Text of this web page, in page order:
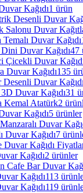
Kağıdı1 ürün
Desenli Duvar
Salonu Duvar
Duvar Kağıdı
Duvar Kağıdı47
Çicekli Duvar
Duvar Kağıdı135
Desenli Duvar Kağıdı
Duvar Kağıdı31
Kemal Atatürk2
Kağıdı5 ürünler
Duvar
Duvar Kağıdı7
Duvar Kağıdı
Kağıdı2 ürünler
Cafe Bar Duvar
Kağıdı113
Kağıdı119